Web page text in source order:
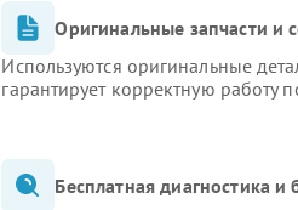
Оригинальные запчасти и
Используются оригинальные
гарантирует корректную работу
Бесплатная диагностика